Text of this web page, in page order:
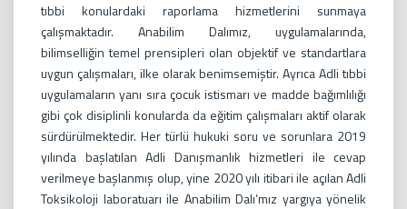
tıbbi konulardaki raporlama hizmetlerini sunmaya
çalışmaktadır. Anabilim Dalımız, uygulamalarında,
bilimselliğin temel prensipleri olan objektif ve standartlara
uygun çalışmaları, ilke olarak benimsemiştir. Ayrıca Adli tıbbi
uygulamaların yanı sıra çocuk istismarı ve madde bağımlılığı
gibi çok disiplinli konularda da eğitim çalışmaları aktif olarak
sürdürülmektedir. Her türlü hukuki soru ve sorunlara 2019
yılında başlatılan Adli Danışmanlık hizmetleri ile cevap
verilmeye başlanmış olup, yine 2020 yılı itibari ile açılan Adli
Toksikoloji laboratuarı ile Anabilim Dalı’mız yargıya yönelik